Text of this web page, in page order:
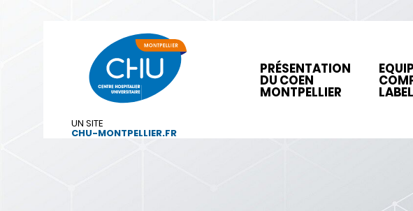
UN SITE
CHU-MONTPELLIER.FR
PRÉSENTATION
DU COEN
MONTPELLIER